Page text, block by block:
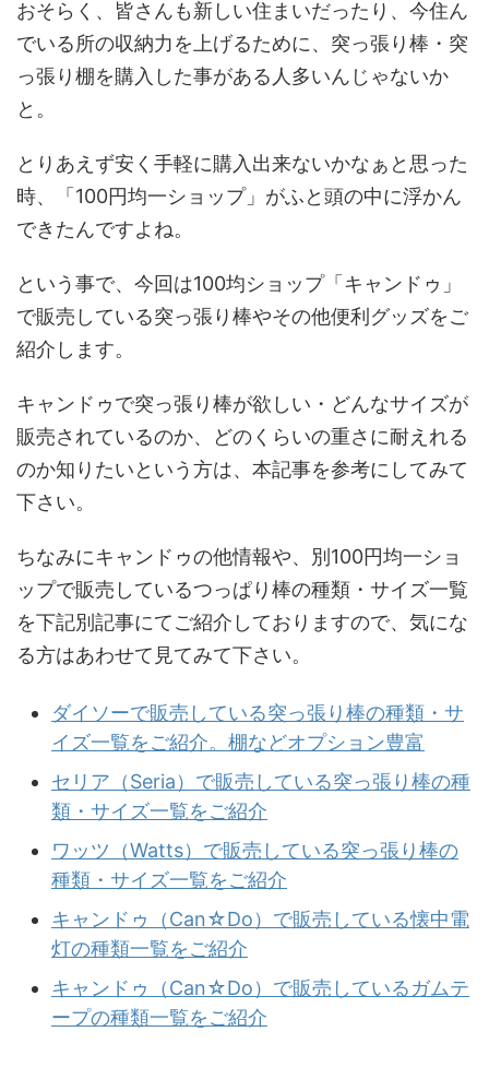
おそらく、皆さんも新しい住まいだったり、今住ん
でいる所の収納力を上げるために、突っ張り棒・突
っ張り棚を購入した事がある人多いんじゃないか
と。
とりあえず安く手軽に購入出来ないかなぁと思った
時、「100円均一ショップ」がふと頭の中に浮かん
できたんですよね。
という事で、今回は100均ショップ「キャンドゥ」
で販売している突っ張り棒やその他便利グッズをご
紹介します。
キャンドゥで突っ張り棒が欲しい・どんなサイズが
販売されているのか、どのくらいの重さに耐えれる
のか知りたいという方は、本記事を参考にしてみて
下さい。
ちなみにキャンドゥの他情報や、別100円均一ショ
ップで販売しているつっぱり棒の種類・サイズ一覧
を下記別記事にてご紹介しておりますので、気にな
る方はあわせて見てみて下さい。
ダイソーで販売している突っ張り棒の種類・サ
イズ一覧をご紹介。棚などオプション豊富
セリア（Seria）で販売している突っ張り棒の種
類・サイズ一覧をご紹介
ワッツ（Watts）で販売している突っ張り棒の
種類・サイズ一覧をご紹介
キャンドゥ（Can☆Do）で販売している懐中電
灯の種類一覧をご紹介
キャンドゥ（Can☆Do）で販売しているガムテ
ープの種類一覧をご紹介